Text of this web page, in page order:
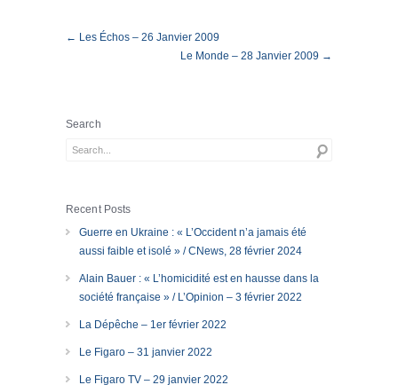
← Les Échos – 26 Janvier 2009
Le Monde – 28 Janvier 2009 →
Search
Recent Posts
Guerre en Ukraine : « L’Occident n’a jamais été
aussi faible et isolé » / CNews, 28 février 2024
Alain Bauer : « L’homicidité est en hausse dans la
société française » / L’Opinion – 3 février 2022
La Dépêche – 1er février 2022
Le Figaro – 31 janvier 2022
Le Figaro TV – 29 janvier 2022